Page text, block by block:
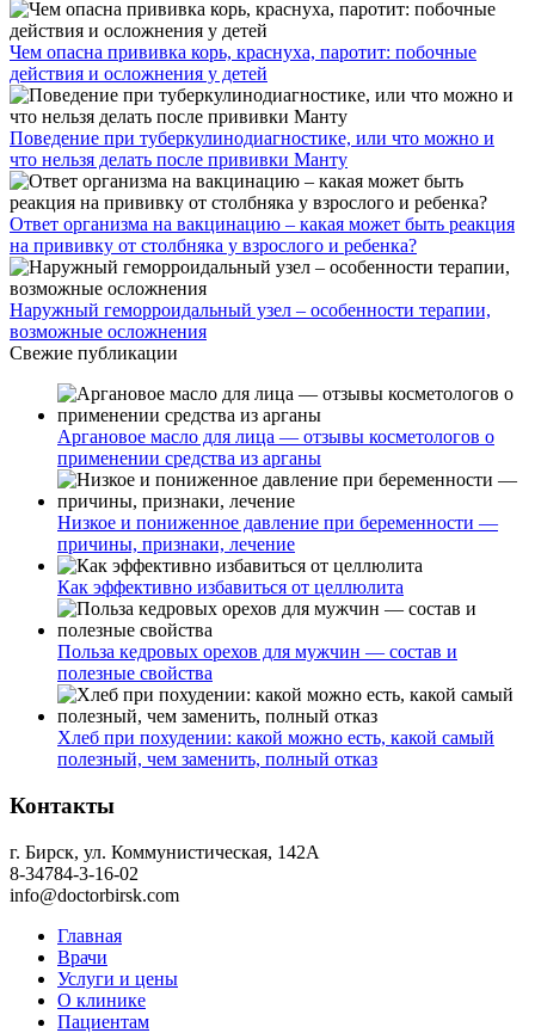
Чем опасна прививка корь, краснуха, паротит: побочные
действия и осложнения у детей
Поведение при туберкулинодиагностике, или что можно и
что нельзя делать после прививки Манту
Ответ организма на вакцинацию – какая может быть реакция
на прививку от столбняка у взрослого и ребенка?
Наружный геморроидальный узел – особенности терапии,
возможные осложнения
Свежие публикации
Аргановое масло для лица — отзывы косметологов о
применении средства из арганы
Низкое и пониженное давление при беременности —
причины, признаки, лечение
Как эффективно избавиться от целлюлита
Польза кедровых орехов для мужчин — состав и
полезные свойства
Хлеб при похудении: какой можно есть, какой самый
полезный, чем заменить, полный отказ
Контакты
г. Бирск, ул. Коммунистическая, 142А
8-34784-3-16-02
info@doctorbirsk.com
Главная
Врачи
Услуги и цены
О клинике
Пациентам